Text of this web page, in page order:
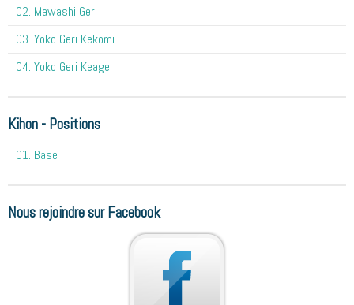
02. Mawashi Geri
03. Yoko Geri Kekomi
04. Yoko Geri Keage
Kihon - Positions
01. Base
Nous rejoindre sur Facebook